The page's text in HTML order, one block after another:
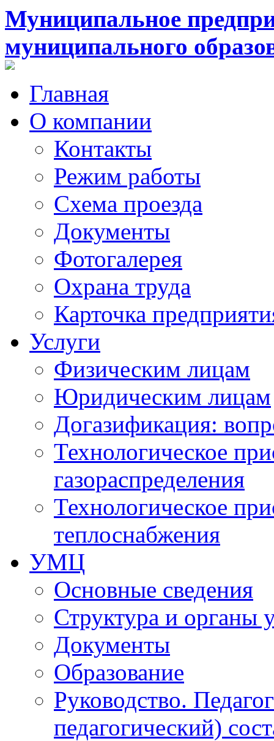
Муниципальное
муниципального
Главная
О компании
Контакты
Режим работы
Схема проезда
Документы
Фотогалерея
Охрана труда
Карточка
Услуги
Физическим лицам
Юридическим лицам
Догазификация:
Технологическое
газораспределения
Технологическое
теплоснабжения
УМЦ
Основные сведения
Структура и органы
Документы
Образование
Руководство.
педагогический)